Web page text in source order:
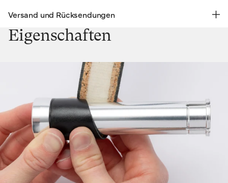
Versand und Rücksendungen
KOSTENLOSE RÜCKSENDUNG | EXPRESSVERSAND
Versand & Rücksendungen
Eigenschaften